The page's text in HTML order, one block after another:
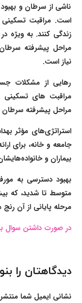
ناشی از سرطان و
است. مراقبت تسکینی
زندگی کنند. به ویژه
مراحل پیشرفته
نیاز است.
رهایی از مشکلات
مراحل پیشرفته
استراتژی‌های مؤثر
جامعه و خانه، برای
بیماران و
بهبود دسترسی به
مرحله پایانی از آن
در صورت داشتن سوال
دیدگاهتان را
نشانی ایمیل شما